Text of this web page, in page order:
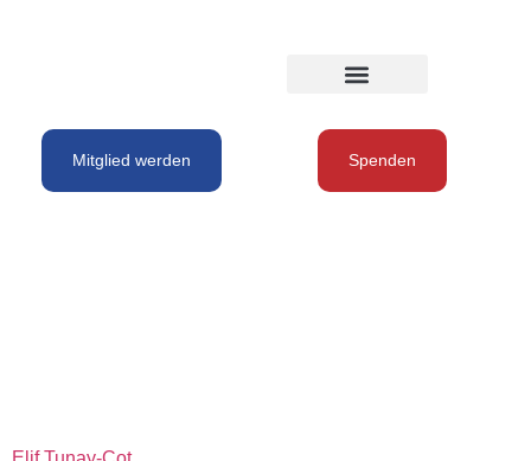
Mitglied werden Spenden